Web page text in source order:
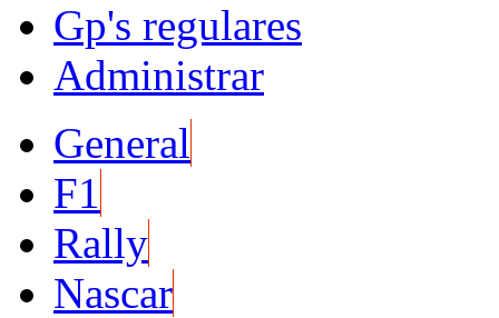
Gp's regulares
Administrar
General
F1
Rally
Nascar